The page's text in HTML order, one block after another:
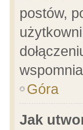
postów,
Góra
Jak